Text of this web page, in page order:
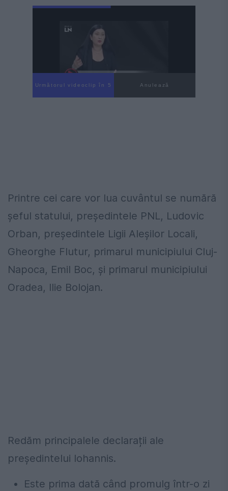
Următorul videoclip în 4 Anulează
Printre cei care vor lua cuvântul se numără
şeful statului, preşedintele PNL, Ludovic
Orban, preşedintele Ligii Aleşilor Locali,
Gheorghe Flutur, primarul municipiului Cluj-
Napoca, Emil Boc, şi primarul municipiului
Oradea, Ilie Bolojan.
Redăm principalele declarații ale
președintelui Iohannis.
Este prima dată când promulg într-o zi